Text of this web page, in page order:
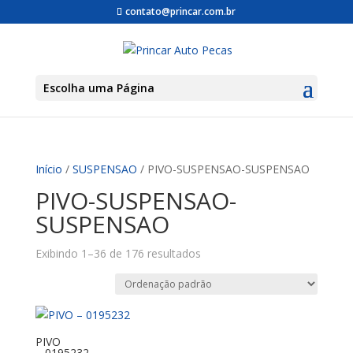
contato@princar.com.br
Escolha uma Página
Início / SUSPENSAO / PIVO-SUSPENSAO-SUSPENSAO
PIVO-SUSPENSAO-
SUSPENSAO
Exibindo 1–36 de 176 resultados
PIVO